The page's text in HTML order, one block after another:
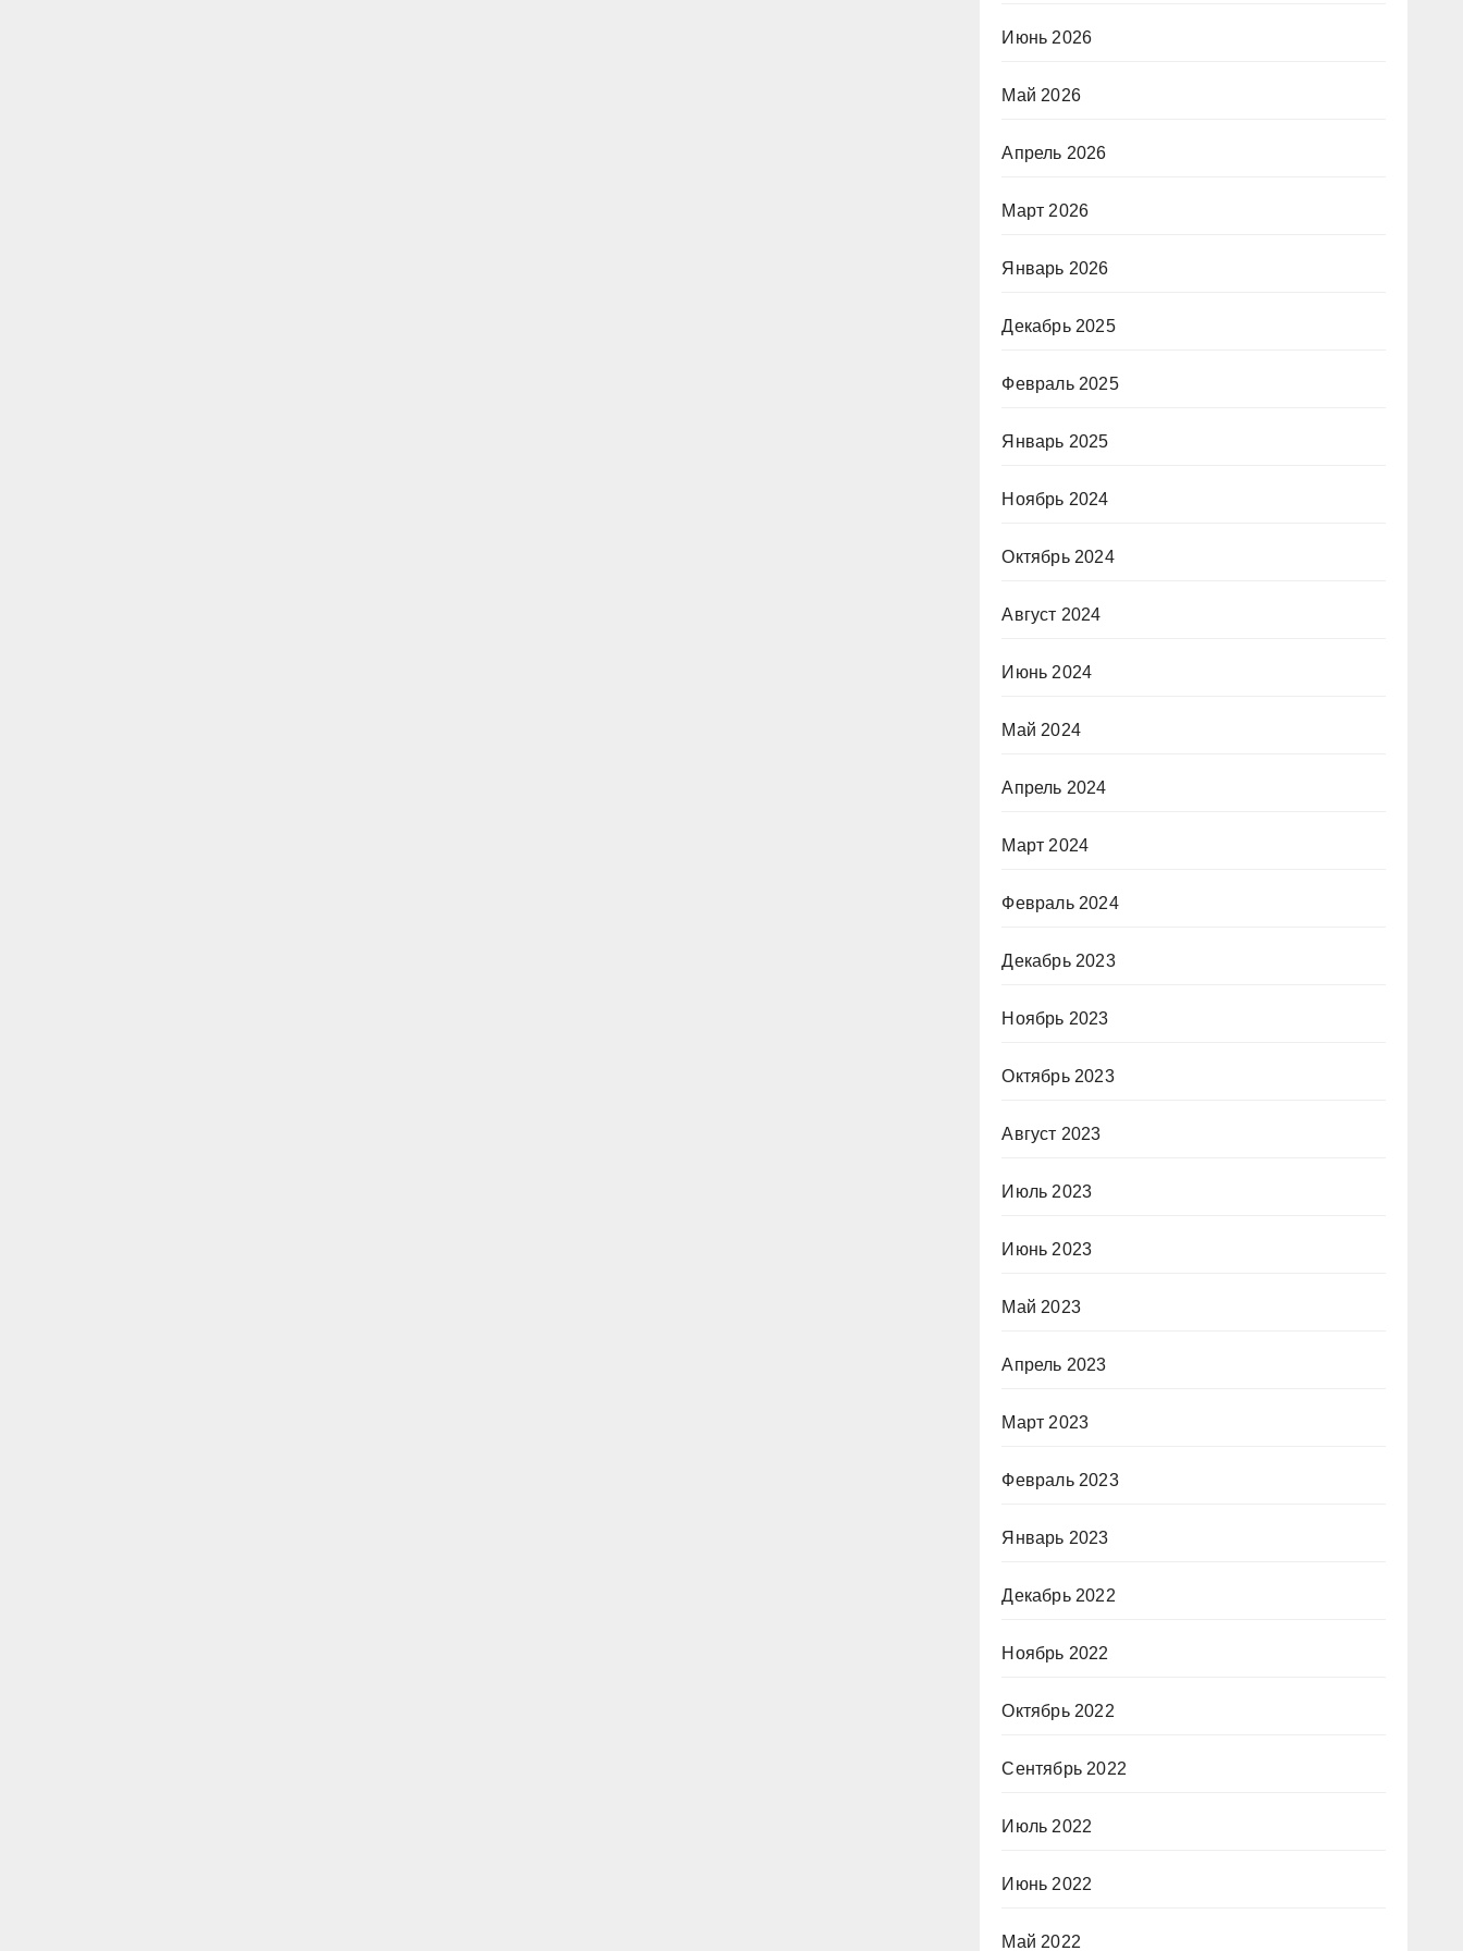
Июнь 2026
Май 2026
Апрель 2026
Март 2026
Январь 2026
Декабрь 2025
Февраль 2025
Январь 2025
Ноябрь 2024
Октябрь 2024
Август 2024
Июнь 2024
Май 2024
Апрель 2024
Март 2024
Февраль 2024
Декабрь 2023
Ноябрь 2023
Октябрь 2023
Август 2023
Июль 2023
Июнь 2023
Май 2023
Апрель 2023
Март 2023
Февраль 2023
Январь 2023
Декабрь 2022
Ноябрь 2022
Октябрь 2022
Сентябрь 2022
Июль 2022
Июнь 2022
Май 2022